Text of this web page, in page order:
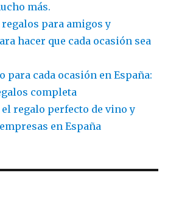
más.
para amigos y
hacer que cada ocasión sea
para cada ocasión en España:
completa
regalo perfecto de vino y
en España